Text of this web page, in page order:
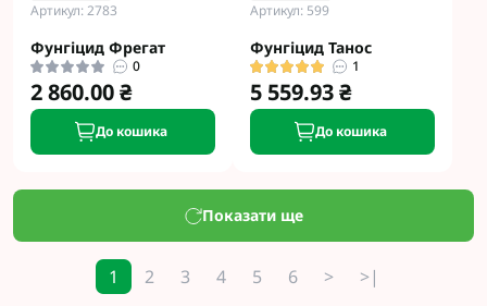
Артикул: 2783
Фунгіцид Фрегат
0
2 860.00 ₴
До кошика
Артикул: 599
Фунгіцид Танос
1
5 559.93 ₴
До кошика
Показати ще
1 2 3 4 5 6 > >|